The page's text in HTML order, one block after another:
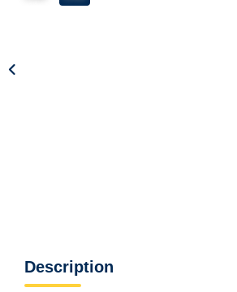
Description